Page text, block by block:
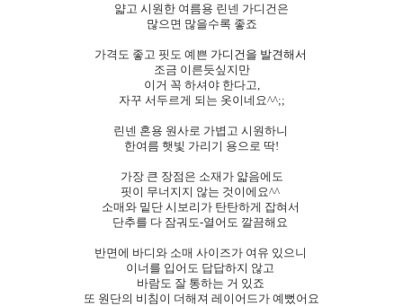
얇고 시원한 여름용 린넨 가디건은
많으면 많을수록 좋죠
가격도 좋고 핏도 예쁜 가디건을 발견해서
조금 이른듯싶지만
이거 꼭 하셔야 한다고,
자꾸 서두르게 되는 옷이네요^^;;
린넨 혼용 원사로 가볍고 시원하니
한여름 햇빛 가리기 용으로 딱!
가장 큰 장점은 소재가 얇음에도
핏이 무너지지 않는 것이에요^^
소매와 밑단 시보리가 탄탄하게 잡혀서
단추를 다 잠궈도-열어도 깔끔해요
반면에 바디와 소매 사이즈가 여유 있으니
이너를 입어도 답답하지 않고
바람도 잘 통하는 거 있죠
또 원단의 비침이 더해져 레이어드가 예뻤어요